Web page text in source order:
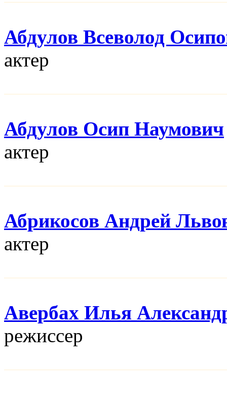
Абдулов Всеволод
актер
Абдулов Осип Наумович
актер
Абрикосов Андрей
актер
Авербах Илья
режисcер